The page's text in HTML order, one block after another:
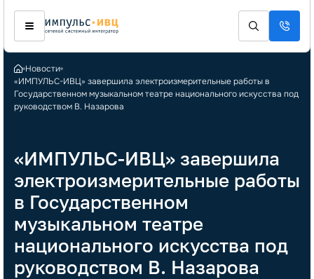
Новости
«ИМПУЛЬС-ИВЦ» завершила электроизмерительные работы в
Государственном музыкальном театре национального искусства под
руководством В. Назарова
«ИМПУЛЬС-ИВЦ» завершила
электроизмерительные работы
в Государственном
музыкальном театре
национального искусства под
руководством В. Назарова